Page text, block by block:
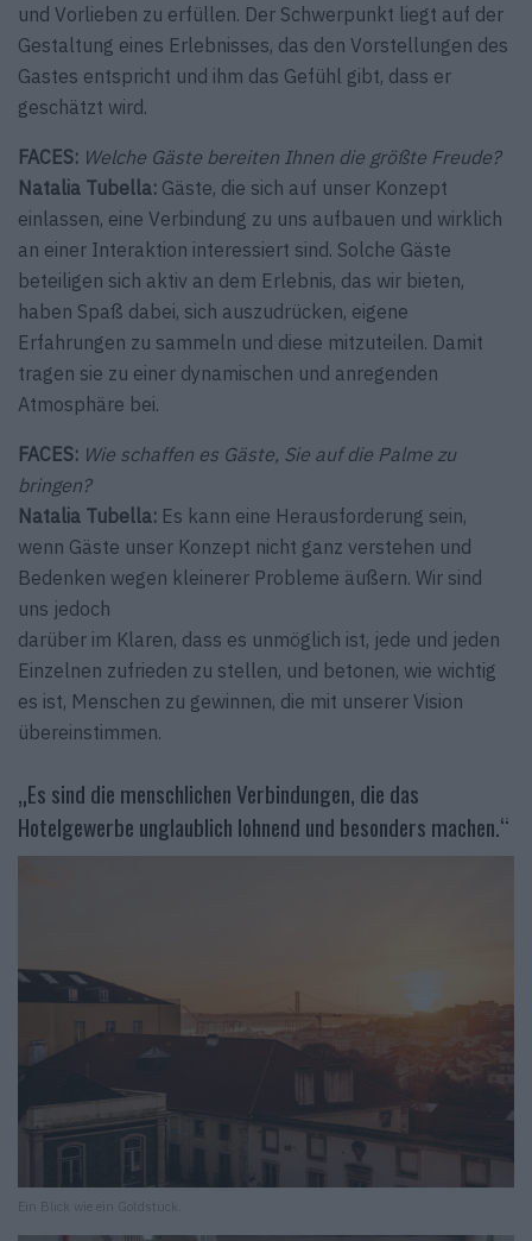
und Vorlieben zu erfüllen. Der Schwerpunkt liegt auf der
Gestaltung eines Erlebnisses, das den Vorstellungen des
Gastes entspricht und ihm das Gefühl gibt, dass er
geschätzt wird.
FACES: Welche Gäste bereiten Ihnen die größte Freude?
Natalia Tubella: Gäste, die sich auf unser Konzept
einlassen, eine ­Verbindung zu uns aufbauen und wirklich
an einer Interaktion interessiert sind. Solche Gäste
beteiligen sich aktiv an dem Erlebnis, das wir bieten,
haben Spaß dabei, sich auszudrücken, eigene
Erfahrungen zu sammeln und diese mitzuteilen. Damit
tragen sie zu einer dynamischen und anregenden
Atmosphäre bei.
FACES: Wie schaffen es Gäste, Sie auf die Palme zu
bringen?
Natalia Tubella: Es kann eine Herausforderung sein,
wenn Gäste unser Konzept nicht ganz verstehen und
Bedenken wegen kleinerer Probleme äußern. Wir sind
uns jedoch
darüber im Klaren, dass es unmöglich ist, jede und jeden
Einzelnen zufrieden zu stellen, und betonen, wie wichtig
es ist, Menschen zu gewinnen, die mit unserer Vision
übereinstimmen.
„Es sind die menschlichen Verbindungen, die das
Hotelgewerbe unglaublich lohnend und besonders machen.“
Ein Blick wie ein Goldstück.